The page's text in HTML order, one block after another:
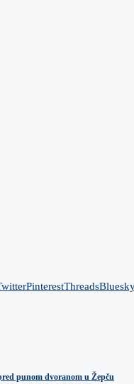
PinterestThreads
punom dvoranom u Žepču